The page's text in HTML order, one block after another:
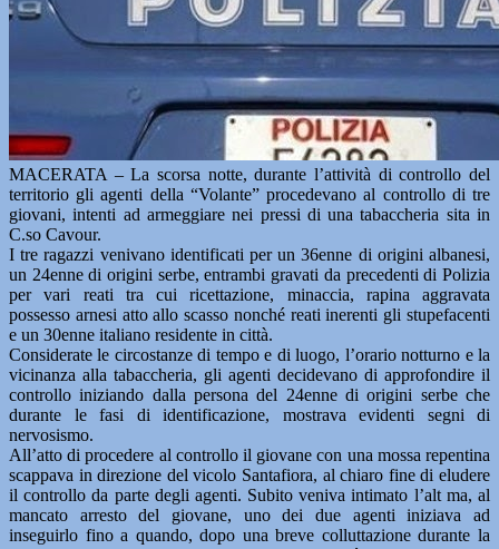
MACERATA – La scorsa notte, durante l’attività di controllo del
territorio gli agenti della “Volante” procedevano al controllo di tre
giovani, intenti ad armeggiare nei pressi di una tabaccheria sita in
C.so Cavour.
I tre ragazzi venivano identificati per un 36enne di origini albanesi,
un 24enne di origini serbe, entrambi gravati da precedenti di Polizia
per vari reati tra cui ricettazione, minaccia, rapina aggravata
possesso arnesi atto allo scasso nonché reati inerenti gli stupefacenti
e un 30enne italiano residente in città.
Considerate le circostanze di tempo e di luogo, l’orario notturno e la
vicinanza alla tabaccheria, gli agenti decidevano di approfondire il
controllo iniziando dalla persona del 24enne di origini serbe che
durante le fasi di identificazione, mostrava evidenti segni di
nervosismo.
All’atto di procedere al controllo il giovane con una mossa repentina
scappava in direzione del vicolo Santafiora, al chiaro fine di eludere
il controllo da parte degli agenti. Subito veniva intimato l’alt ma, al
mancato arresto del giovane, uno dei due agenti iniziava ad
inseguirlo fino a quando, dopo una breve colluttazione durante la